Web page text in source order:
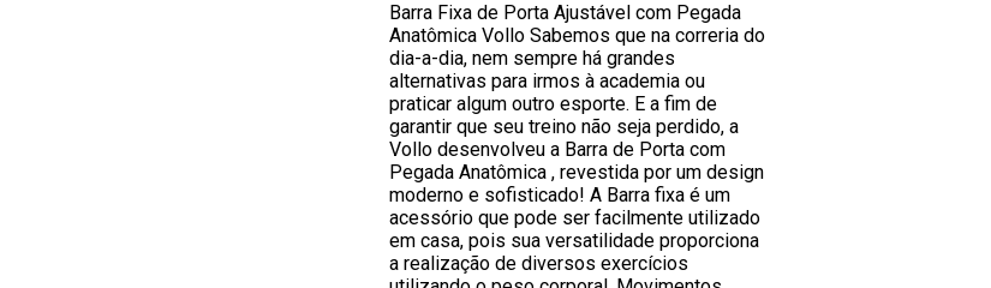
Barra Fixa de Porta Ajustável com Pegada
Anatômica Vollo Sabemos que na correria do
dia-a-dia, nem sempre há grandes
alternativas para irmos à academia ou
praticar algum outro esporte. E a fim de
garantir que seu treino não seja perdido, a
Vollo desenvolveu a Barra de Porta com
Pegada Anatômica , revestida por um design
moderno e sofisticado! A Barra fixa é um
acessório que pode ser facilmente utilizado
em casa, pois sua versatilidade proporciona
a realização de diversos exercícios